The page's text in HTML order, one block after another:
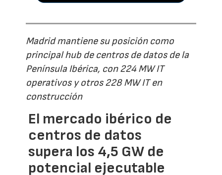
Madrid mantiene su posición como
principal hub de centros de datos de la
Península Ibérica, con 224 MW IT
operativos y otros 228 MW IT en
construcción
El mercado ibérico de
centros de datos
supera los 4,5 GW de
potencial ejecutable